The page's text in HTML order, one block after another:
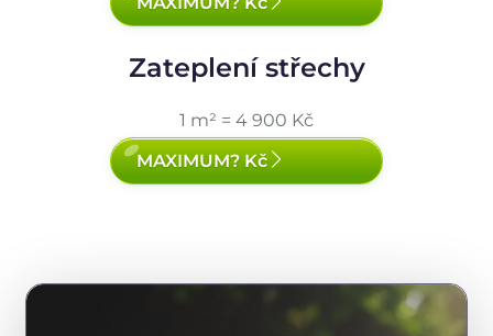
Zateplení střechy
1 m² = 4 900 Kč
MAXIMUM? Kč